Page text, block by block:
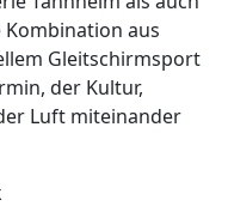
Kombination aus
Gleitschirmsport
der Kultur,
Luft miteinander